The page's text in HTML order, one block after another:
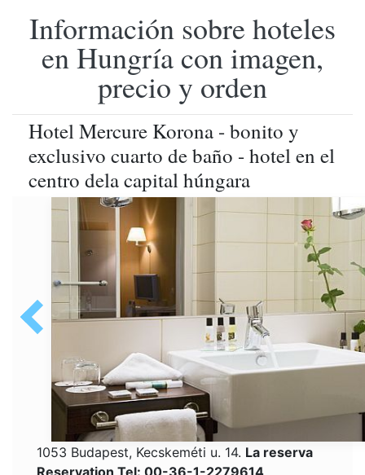
Información sobre hoteles
en Hungría con imagen,
precio y orden
Hotel Mercure Korona - bonito y
exclusivo cuarto de baño - hotel en el
centro dela capital húngara
1053 Budapest, Kecskeméti u. 14. La reserva
Reservation Tel: 00-36-1-2279614